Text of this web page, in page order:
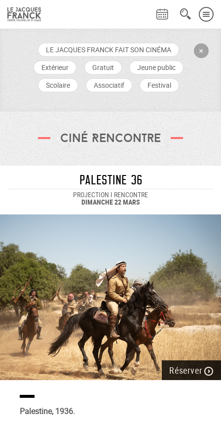
+
LE JACQUES FRANCK FAIT SON CINÉMA
Extérieur
Gratuit
Jeune public
Scolaire
Associatif Festival
Ciné Rencontre
Palestine 36
PROJECTION I RENCONTRE
DIMANCHE 22 MARS
Réserver
Palestine, 1936.